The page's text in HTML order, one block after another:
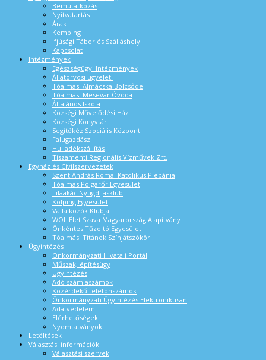
Bemutatkozás
Nyitvatartás
Árak
Kemping
Ifjúsági Tábor és Szálláshely
Kapcsolat
Intézmények
Egészségügyi Intézmények
Állatorvosi ügyeleti
Tóalmási Almácska Bölcsőde
Tóalmási Mesevár Óvoda
Általános Iskola
Községi Művelődési Ház
Községi Könyvtár
Segítőkéz Szociális Központ
Falugazdász
Hulladékszállítás
Tiszamenti Regionális Vízművek Zrt.
Egyház és Civilszervezetek
Szent András Római Katolikus Plébánia
Tóalmás Polgárőr Egyesület
Lilaakác Nyugdíjasklub
Kolping Egyesület
Vállalkozók Klubja
WOL Élet Szava Magyarország Alapítvány
Önkéntes Tűzoltó Egyesület
Tóalmási Titánok Színjátszókör
Ügyintézés
Önkormányzati Hivatali Portál
Műszak, építésügy
Ügyintézés
Adó számlaszámok
Közérdekű telefonszámok
Önkormányzati Ügyintézés Elektronikusan
Adatvédelem
Elérhetőségek
Nyomtatványok
Letöltések
Választási információk
Választási szervek